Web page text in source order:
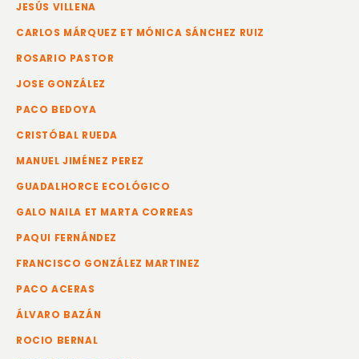
JESÚS VILLENA
CARLOS MÁRQUEZ ET MÓNICA SÁNCHEZ RUIZ
ROSARIO PASTOR
JOSE GONZÁLEZ
PACO BEDOYA
CRISTÓBAL RUEDA
MANUEL JIMÉNEZ PEREZ
GUADALHORCE ECOLÓGICO
GALO NAILA ET MARTA CORREAS
PAQUI FERNÁNDEZ
FRANCISCO GONZÁLEZ MARTINEZ
PACO ACERAS
ÁLVARO BAZÁN
ROCIO BERNAL